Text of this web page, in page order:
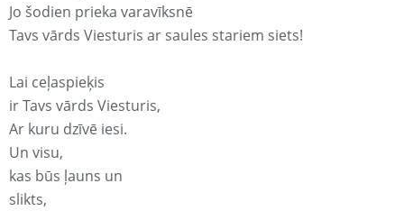
Jo šodien prieka varavīksnē
Tavs vārds Viesturis ar saules stariem siets!
Lai ceļaspieķis
ir Tavs vārds Viesturis,
Ar kuru dzīvē iesi.
Un visu,
kas būs ļauns un
slikts,